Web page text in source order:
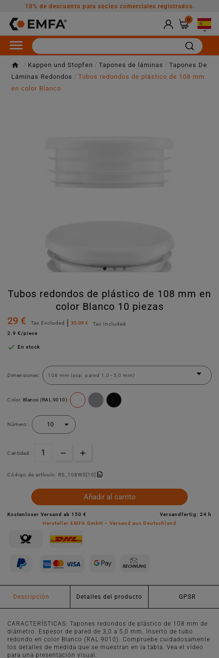
10% de descuento para socios comerciales registrados.
0

Kappen und Stopfen Tapones de láminas
Tapones De
Láminas Redondos
Tubos redondos de plástico de 108 mm
en color Blanco
Tubos redondos de plástico de 108 mm en
color Blanco 10 piezas
29 €
Tax Excluded 35.09 €
Tax Included
2.9 €/piece
 En stock
Dimensiones:
Color: Blanco (RAL 9010)
Número :
Cantidad :
Código de artículo: RS_108WS[10]
Añadir al carrito
Kostenloser Versand ab 150 €
Versandfertig: 24 h
Hersteller EMFA GmbH – Versand aus Deutschland
Descripción Detalles del producto GPSR
CARACTERÍSTICAS: Tapones redondos de plástico de 108 mm de
diámetro. Espesor de pared de 3,0 a 5,0 mm. Inserto de tubo
redondo en color Blanco (RAL 9010). Compruebe cuidadosamente
los detalles de medida que se muestran en la tabla. Vea el vídeo
para una presentación visual.